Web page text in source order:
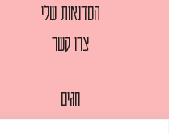
הסדנאות שלי
צרו קשר
חגים